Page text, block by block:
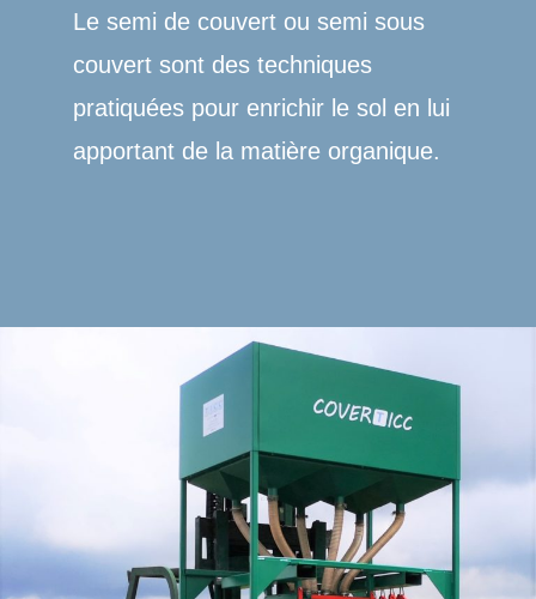
Le semi de couvert ou semi sous
couvert sont des techniques
pratiquées pour enrichir le sol en lui
apportant de la matière organique.